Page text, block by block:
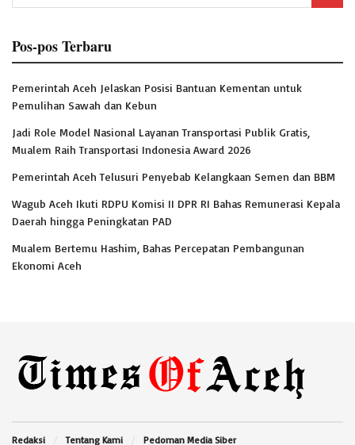
Pos-pos Terbaru
Pemerintah Aceh Jelaskan Posisi Bantuan Kementan untuk
Pemulihan Sawah dan Kebun
Jadi Role Model Nasional Layanan Transportasi Publik Gratis,
Mualem Raih Transportasi Indonesia Award 2026
Pemerintah Aceh Telusuri Penyebab Kelangkaan Semen dan BBM
Wagub Aceh Ikuti RDPU Komisi II DPR RI Bahas Remunerasi Kepala
Daerah hingga Peningkatan PAD
Mualem Bertemu Hashim, Bahas Percepatan Pembangunan
Ekonomi Aceh
Redaksi Tentang Kami Pedoman Media Siber